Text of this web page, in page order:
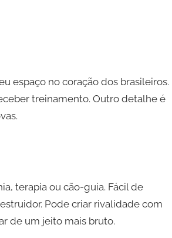
espaço no coração dos brasileiros.
treinamento. Outro detalhe é
terapia ou cão-guia. Fácil de
Pode criar rivalidade com
de um jeito mais bruto.